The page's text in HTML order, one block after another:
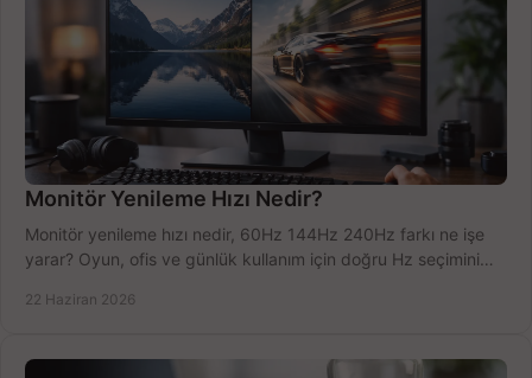
Monitör Yenileme Hızı Nedir?
Monitör yenileme hızı nedir, 60Hz 144Hz 240Hz farkı ne işe
yarar? Oyun, ofis ve günlük kullanım için doğru Hz seçimini
22 Haziran 2026